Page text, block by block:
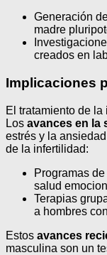
Generación
madre
creados en
Implicaciones
El tratamiento de
Los avances en la
estrés y la
de la infertilidad:
Programas
salud
Terapias
a hombres
Estos avances
masculina son un